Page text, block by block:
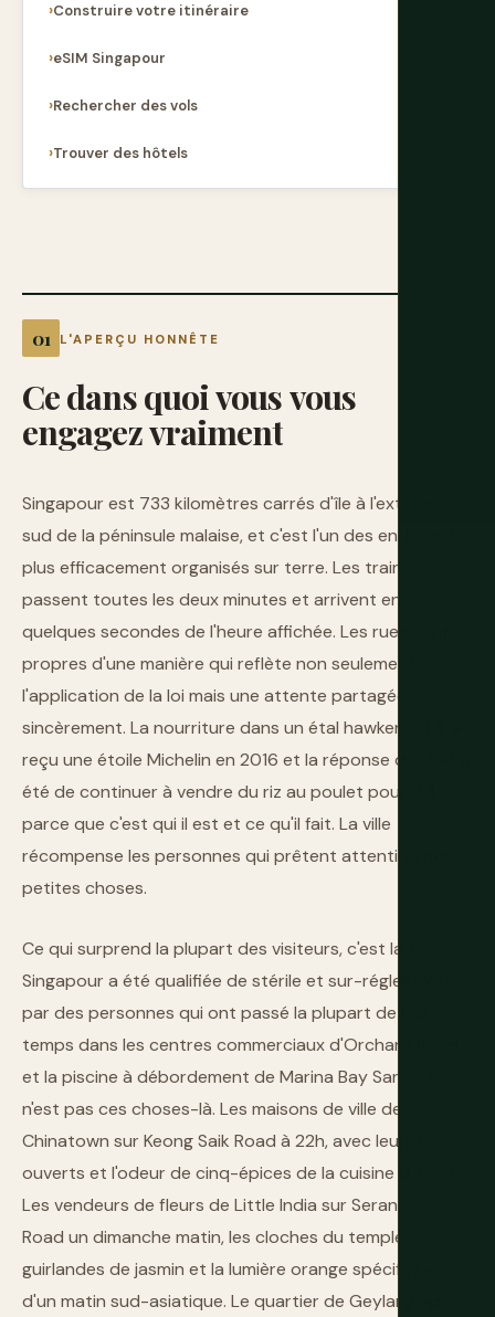
L'APERÇU HONNÊTE
Cedansquoivousvous
engagezvraiment
Singapour est 733 kilomètres carrés d'île à l'extrémité
sud de la péninsule malaise, et c'est l'un des endroits les
plus efficacement organisés sur terre. Les trains
passent toutes les deux minutes et arrivent en
quelques secondes de l'heure affichée. Les rues sont
propres d'une manière qui reflète non seulement
l'application de la loi mais une attente partagée
sincèrement. La nourriture dans un étal hawker à 4 $ a
reçu une étoile Michelin en 2016 et la réponse du chef a
été de continuer à vendre du riz au poulet pour 4 $
parce que c'est qui il est et ce qu'il fait. La ville
récompense les personnes qui prêtent attention aux
petites choses.
Ce qui surprend la plupart des visiteurs, c'est la texture.
Singapour a été qualifiée de stérile et sur-réglementée
par des personnes qui ont passé la plupart de leur
temps dans les centres commerciaux d'Orchard Road
et la piscine à débordement de Marina Bay Sands. Ce
n'est pas ces choses-là. Les maisons de ville de
Chinatown sur Keong Saik Road à 22h, avec leurs bars
ouverts et l'odeur de cinq-épices de la cuisine d'à côté.
Les vendeurs de fleurs de Little India sur Serangoon
Road un dimanche matin, les cloches du temple et les
guirlandes de jasmin et la lumière orange spécifique
d'un matin sud-asiatique. Le quartier de Geylang après
Construire votre itinéraire
eSIM Singapour
Rechercher des vols
Trouver des hôtels